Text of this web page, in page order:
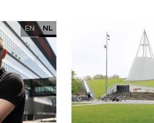
EN NL